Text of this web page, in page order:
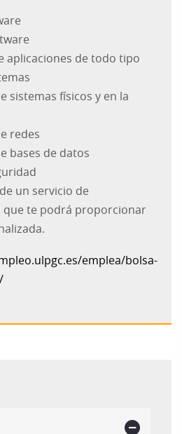
aplicaciones de todo tipo
sistemas físicos y en la
redes
bases de datos
un servicio de
que te podrá proporcionar
emplea/bolsa-